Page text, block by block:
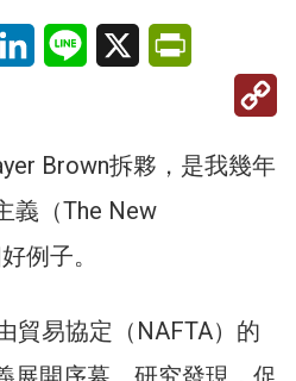
LinkedInLine X
Brown拆夥，是我幾年
義（The New
例子。
貿易協定（NAFTA）的